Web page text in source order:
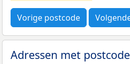
Vorige postcode
Adressen met postcode